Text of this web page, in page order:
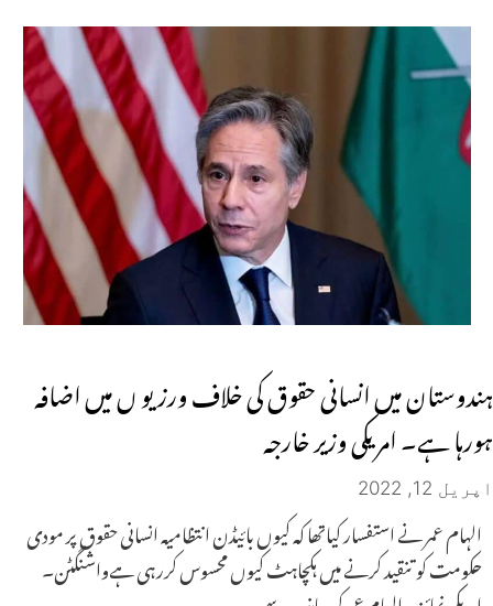
ہندوستان میں انسانی حقوق کی خلاف ورزیو ں میں اضافہ
ہورہا ہے۔ امریکی وزیر خارجہ
اپریل 12, 2022
الہام عمر نے استفسار کیاتھا کہ کیوں بائیڈن انتظامیہ انسانی حقوق پر مودی
حکومت کو تنقید کرنے میں ہکچاہٹ کیوں محسوس کررہی ہےواشنگٹن۔